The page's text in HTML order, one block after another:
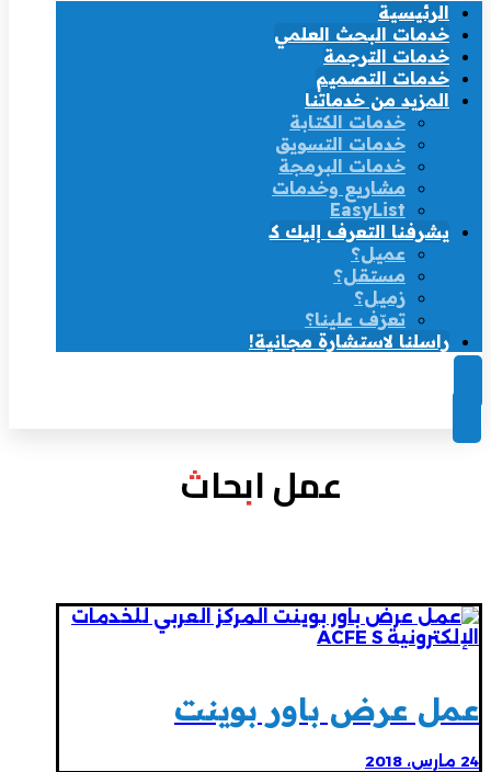
الرئيسية
خدمات البحث العلمي
خدمات الترجمة
خدمات التصميم
المزيد من خدماتنا
خدمات الكتابة
خدمات التسويق
خدمات البرمجة
مشاريع وخدمات
EasyList
يشرفنا التعرف إليك كـ
عميل؟
مستقل؟
زميل؟
تعرّف علينا؟
راسلنا لاستشارة مجانية!
عمل ابحاث
عمل عرض باور بوينت
24 مارس، 2018